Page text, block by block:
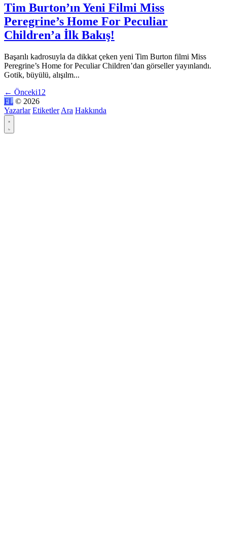
Tim Burton’ın Yeni Filmi Miss
Peregrine’s Home For Peculiar
Children’a İlk Bakış!
Başarılı kadrosuyla da dikkat çeken yeni Tim Burton filmi Miss
Peregrine’s Home for Peculiar Children’dan görseller yayınlandı.
Gotik, büyülü, alışılm...
← Önceki1 2
FL © 2026
Yazarlar Etiketler Ara Hakkında